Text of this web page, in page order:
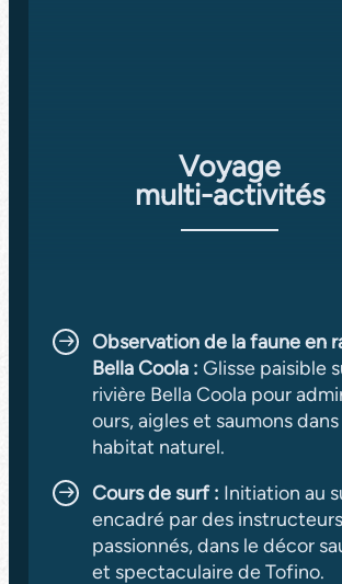
Voyage
multi-activités
Observation de la faune en
Bella Coola : Glisse paisible
rivière Bella Coola pour
ours, aigles et saumons
habitat naturel.
Cours de surf : Initiation au
encadré par des instructeurs
passionnés, dans le décor
et spectaculaire de Tofino.